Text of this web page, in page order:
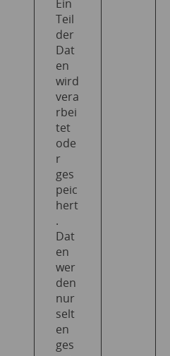
Ein
Teil
der
Dat
en
wird
vera
rbei
tet
ode
r
ges
peic
hert
.
Dat
en
wer
den
nur
selt
en
ges